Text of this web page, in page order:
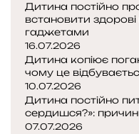
а
р
і
т
а
Л
у
ї
Дитина постійно
встановити
гаджетами
16.07.2026
Дитина копіює
чому це
10.07.2026
Дитина постійно
сердишся?»:
07.07.2026